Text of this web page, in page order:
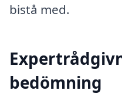
bistå med.
bedömning